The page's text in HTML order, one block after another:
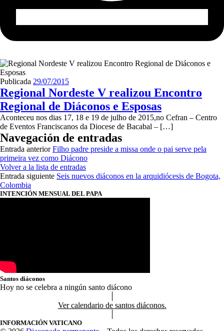
Publicada 29/07/2015
Regional Nordeste V realizou Encontro
Regional de Diáconos e Esposas
Aconteceu nos dias 17, 18 e 19 de julho de 2015,no Cefran – Centro
de Eventos Franciscanos da Diocese de Bacabal – […]
Navegación de entradas
Entrada anterior Filho padre preside a missa onde o pai serve pela
primeira vez como Diácono
Volver a la lista de entradas
Entrada siguiente Seis nuevos diáconos en la arquidiócesis de Bogota,
Colombia
INTENCIÓN MENSUAL DEL PAPA
Santos diáconos
Hoy no se celebra a ningún santo diácono
Ver calendario de santos diáconos.
INFORMACIÓN VATICANO